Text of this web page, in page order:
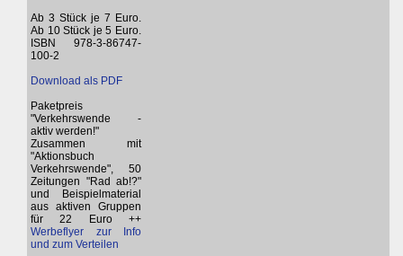
Ab 3 Stück je 7 Euro.
Ab 10 Stück je 5 Euro.
ISBN 978-3-86747-
100-2
Download als PDF
Paketpreis
"Verkehrswende -
aktiv werden!"
Zusammen mit
"Aktionsbuch
Verkehrswende", 50
Zeitungen "Rad ab!?"
und Beispielmaterial
aus aktiven Gruppen
für 22 Euro ++
Werbeflyer zur Info
und zum Verteilen